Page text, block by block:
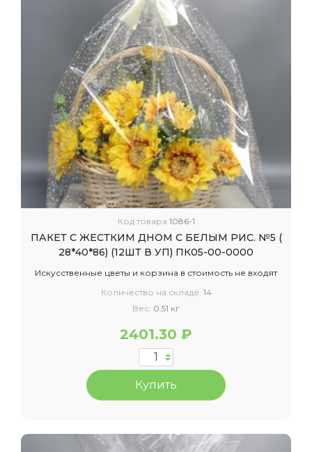
Код товара 1086-1
ПАКЕТ С ЖЕСТКИМ ДНОМ С БЕЛЫМ РИС. №5 (
28*40*86) (12ШТ В УП) ПК05-00-0000
Искусственные цветы и корзина в стоимость не входят
Количество на складе: 14
Вес: 0.51 кг
2401.30 ₽
Купить